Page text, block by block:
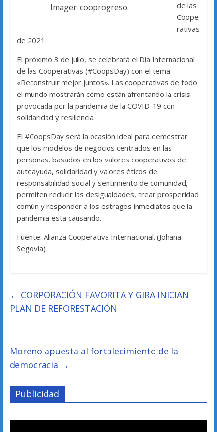
Imagen cooprogreso.
de las
Coope
rativas
de 2021
El próximo 3 de julio, se celebrará el Día Internacional
de las Cooperativas (#CoopsDay) con el tema
«Reconstruir mejor juntos». Las cooperativas de todo
el mundo mostrarán cómo están afrontando la crisis
provocada por la pandemia de la COVID-19 con
solidaridad y resiliencia.
El #CoopsDay será la ocasión ideal para demostrar
que los modelos de negocios centrados en las
personas, basados en los valores cooperativos de
autoayuda, solidaridad y valores éticos de
responsabilidad social y sentimiento de comunidad,
permiten reducir las desigualdades, crear prosperidad
común y responder a los estragos inmediatos que la
pandemia esta causando.
Fuente: Alianza Cooperativa Internacional. (Johana
Segovia)
← CORPORACIÓN FAVORITA Y GIRA INICIAN
PLAN DE REFORESTACIÓN
Moreno apuesta al fortalecimiento de la
democracia →
Publicidad